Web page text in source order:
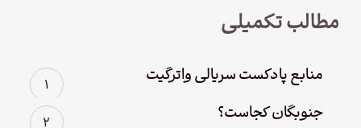
مطالب تکمیلی
منابع پادکست سریالی واترگیت
جنوبگان کجاست؟